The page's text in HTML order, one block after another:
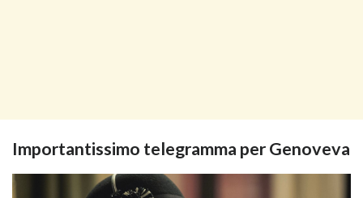
Importantissimo telegramma per Genoveva